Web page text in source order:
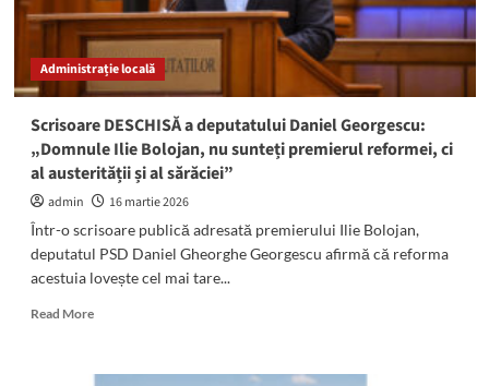
blocheze
măsura
fermierilor
la
taxelor
pe
motorină
Administrație locală
Scrisoare DESCHISĂ a deputatului Daniel Georgescu:
„Domnule Ilie Bolojan, nu sunteți premierul reformei, ci
al austerității și al sărăciei”
admin
16 martie 2026
Într-o scrisoare publică adresată premierului Ilie Bolojan,
deputatul PSD Daniel Gheorghe Georgescu afirmă că reforma
acestuia lovește cel mai tare...
Read MoreRead
Scrisoare